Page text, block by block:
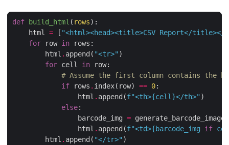
def build_html ( rows):
    html
= [ "<html><head><title>CSV Report</title></
for row in
        html
. append( "<tr>"
for cell in
# Assume the first column contains the
if rows . index(row) == 0
                html
. append(f"<th>{cell }</th>"
else
                barcode_img
=
                html
. append(f"<td>{barcode_img if
        html
. append( "</tr>"